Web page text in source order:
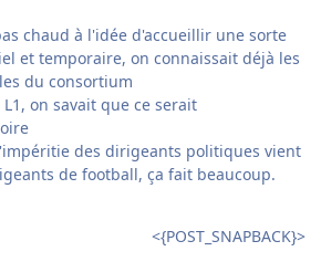
chaud à l'idée d'accueillir une sorte
et temporaire, on connaissait déjà les
du consortium
on savait que ce serait
des dirigeants politiques vient
de football, ça fait beaucoup.
<{POST_SNAPBACK}>